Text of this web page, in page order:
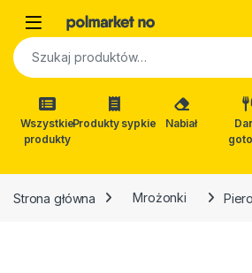
Open
Szukaj:
Wszystkie
produkty
Produkty sypkie Nabiał
Strona główna Mrożonki